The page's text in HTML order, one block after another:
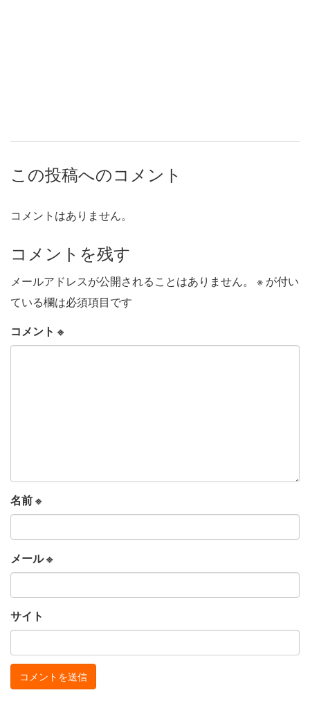
この投稿へのコメント
コメントはありません。
コメントを残す
メールアドレスが公開されることはありません。 ※ が付い
ている欄は必須項目です
コメント ※
名前※
メール※
サイト